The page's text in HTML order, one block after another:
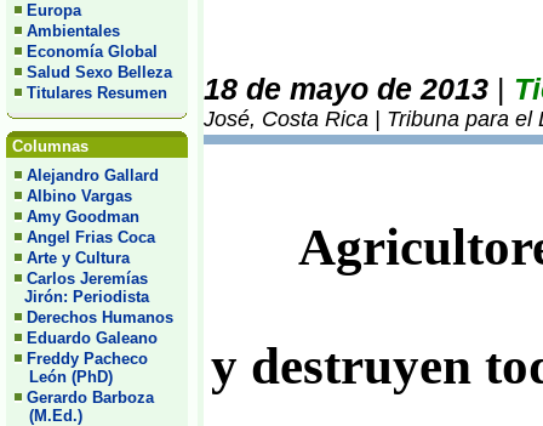
Europa
Ambientales
Economía Global
Salud Sexo Belleza
Titulares Resumen
Columnas
Alejandro Gallard
Albino Vargas
Amy Goodman
Angel Frias Coca
Arte y Cultura
Carlos Jeremías
Jirón: Periodista
Derechos Humanos
Eduardo Galeano
Freddy Pacheco
León (PhD)
Gerardo Barboza
(M.Ed.)
18 de mayo de 2013 |
José, Costa Rica | Tribuna para el
y destruyen